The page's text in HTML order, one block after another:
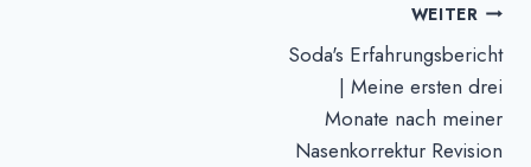
WEITER
Soda's Erfahrungsbericht
| Meine ersten drei
Monate nach meiner
Nasenkorrektur Revision